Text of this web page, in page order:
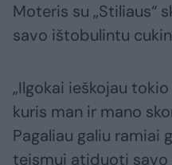
Moteris su „Stiliaus“
savo ištobulintu
„Ilgokai ieškojau
kuris man ir mano
Pagaliau galiu ramiai
teismui atiduoti savo